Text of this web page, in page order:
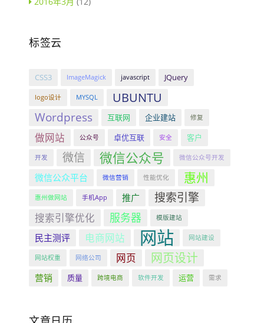
标签云
CSS3 ImageMagick javascript JQuery
logo设计 MYSQL UBUNTU
Wordpress 互联网 企业建站 修复
做网站 公众号 卓优互联 安全 客户
开发 微信 微信公众号 微信公众号开发
微信公众平台 微信营销 性能优化 惠州
惠州做网站 手机App 推广 搜索引擎
搜索引擎优化 服务器 模版建站
民主测评 电商网站 网站 网站建设
网站权重 网络公司 网页 网页设计
营销 质量 跨境电商 软件开发 运营 需求